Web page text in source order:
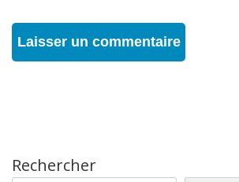
Rechercher